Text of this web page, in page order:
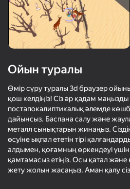
50+ топ ойындар, оларды
63
Ойын туралы
Өмір сүру туралы 3d браузер
қош келдіңіз! Сіз әр қадам
постапокалиптикалық әлемде
дайынсыз. Баспана салу және
металл сынықтарын жинаңыз. Сіздің
өсуіне ықпал ететін тірі
алдымен, қоғамның өркендеуі үшін
қамтамасыз етіңіз. Осы қатал және
жету жолын жасаңыз. Аман қалу